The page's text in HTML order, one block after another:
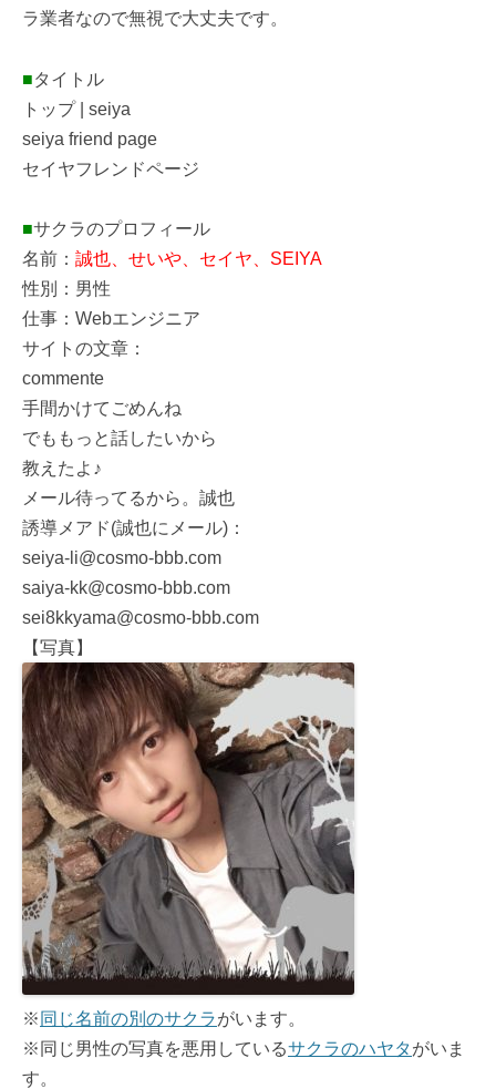
ラ業者なので無視で大丈夫です。
■タイトル
トップ | seiya
seiya friend page
セイヤフレンドページ
■サクラのプロフィール
名前： 誠也、せいや、セイヤ、SEIYA
性別：男性
仕事：Webエンジニア
サイトの文章：
commente
手間かけてごめんね
でももっと話したいから
教えたよ♪
メール待ってるから。誠也
誘導メアド(誠也にメール)：
seiya-li@cosmo-bbb.com
saiya-kk@cosmo-bbb.com
sei8kkyama@cosmo-bbb.com
【写真】
※ 同じ名前の別のサクラがいます。
※同じ男性の写真を悪用しているサクラのハヤタがいま
す。